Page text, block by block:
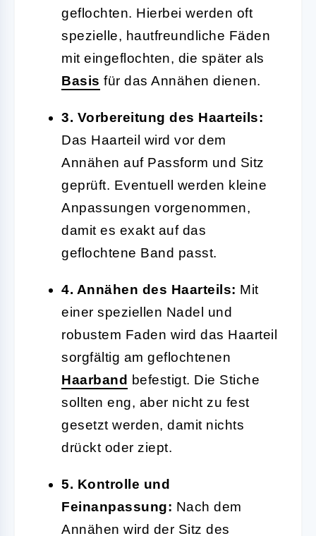
geflochten. Hierbei werden oft
spezielle, hautfreundliche Fäden
mit eingeflochten, die später als
Basis für das Annähen dienen.
3. Vorbereitung des Haarteils:
Das Haarteil wird vor dem
Annähen auf Passform und Sitz
geprüft. Eventuell werden kleine
Anpassungen vorgenommen,
damit es exakt auf das
geflochtene Band passt.
4. Annähen des Haarteils: Mit
einer speziellen Nadel und
robustem Faden wird das Haarteil
sorgfältig am geflochtenen
Haarband befestigt. Die Stiche
sollten eng, aber nicht zu fest
gesetzt werden, damit nichts
drückt oder ziept.
5. Kontrolle und
Feinanpassung: Nach dem
Annähen wird der Sitz des